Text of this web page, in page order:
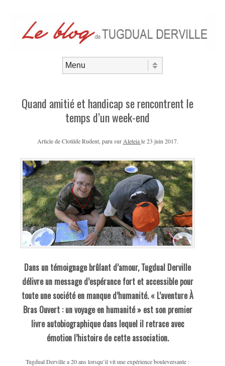
Quand amitié et handicap se rencontrent le
temps d’un week-end
Article de Clotilde Rudent, paru sur Aleteiale 23 juin 2017.
Dans un témoignage brûlant d’amour, Tugdual Derville
délivre un message d’espérance fort et accessible pour
toute une société en manque d’humanité. « L’aventure À
Bras Ouvert : un voyage en humanité » est son premier
livre autobiographique dans lequel il retrace avec
émotion l’histoire de cette association.
Tugdual Derville a 20 ans lorsqu’il vit une expérience bouleversante :